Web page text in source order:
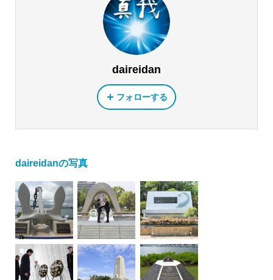
daireidan
フォローする
daireidanの写真